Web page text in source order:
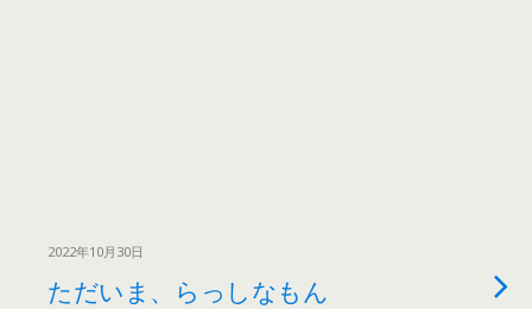
2022年10月30日
ただいま、らっしなもん